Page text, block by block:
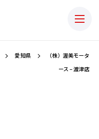
愛知県
（株）渥美モータ
ース – 渡津店